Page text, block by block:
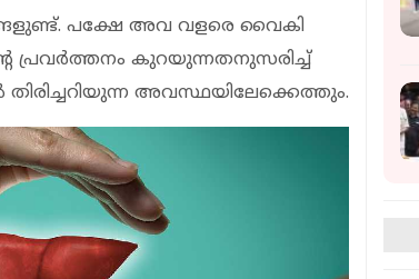
പക്ഷേ അവ വളരെ വൈകി
പ്രവര്‍ത്തനം കുറയുന്നതനുസരിച്ച്
അവസ്ഥയിലേക്കെത്തും.